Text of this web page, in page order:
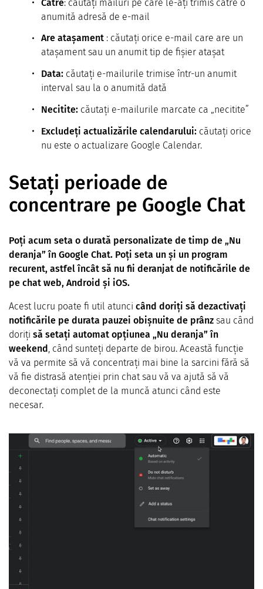
Către: căutați mailuri pe care le-ați trimis către o
anumită adresă de e-mail
Are atașament : căutați orice e-mail care are un
atașament sau un anumit tip de fișier atașat
Data: căutați e-mailurile trimise într-un anumit
interval sau la o anumită dată
Necitite: căutați e-mailurile marcate ca „necitite”
Excludeți actualizările calendarului: căutați orice
nu este o actualizare Google Calendar.
Setați perioade de
concentrare pe Google Chat
Poți acum seta o durată personalizate de timp de „Nu
deranja” în Google Chat. Poți seta un și un program
recurent, astfel încât să nu fii deranjat de notificările de
pe chat web, Android și iOS.
Acest lucru poate fi util atunci când doriți să dezactivați
notificările pe durata pauzei obișnuite de prânz sau când
doriți să setați automat opțiunea „Nu deranja” în
weekend , când sunteți departe de birou. Această funcție
vă va permite să vă concentrați mai bine la sarcini fără să
vă fie distrasă atenției prin chat sau vă va ajută să vă
deconectați complet de la muncă atunci când este
necesar.